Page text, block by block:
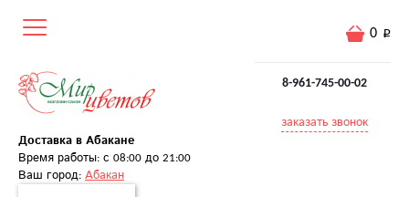
8-961-745-00-02
заказать звонок
Доставка в Абакане
Время работы: с 08:00 до 21:00
Ваш город: Абакан
0